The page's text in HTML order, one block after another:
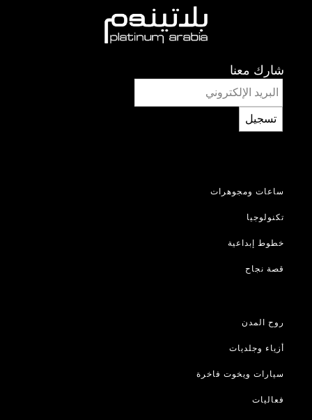
شارك معنا
تسجيل
ساعات ومجوهرات
تكنولوجيا
خطوط إبداعية
قصة نجاح
روح المدن
أزياء وجلديات
سيارات ويخوت فاخرة
فعاليات